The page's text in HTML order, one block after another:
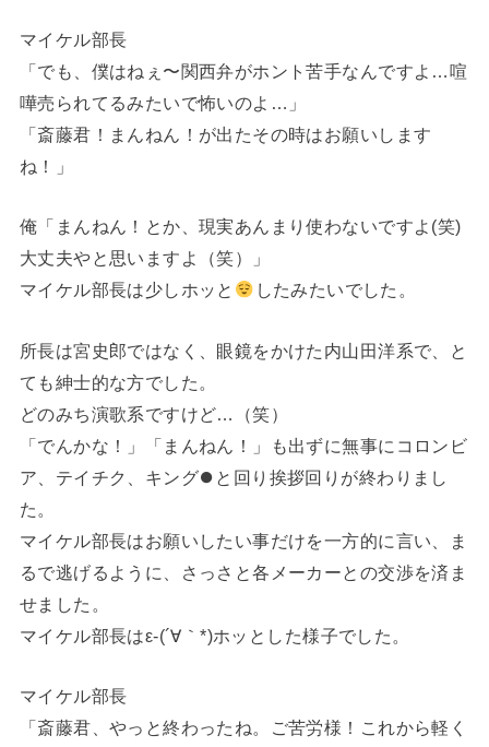
マイケル部長
「でも、僕はねぇ〜関西弁がホント苦手なんですよ…喧
嘩売られてるみたいで怖いのよ…」
「斎藤君！まんねん！が出たその時はお願いします
ね！」
俺「まんねん！とか、現実あんまり使わないですよ(笑)
大丈夫やと思いますよ（笑）」
マイケル部長は少しホッと
したみたいでした。
所長は宮史郎ではなく、眼鏡をかけた内山田洋系で、と
ても紳士的な方でした。
どのみち演歌系ですけど…（笑）
「でんかな！」「まんねん！」も出ずに無事にコロンビ
ア、テイチク、キング⏺と回り挨拶回りが終わりまし
た。
マイケル部長はお願いしたい事だけを一方的に言い、ま
るで逃げるように、さっさと各メーカーとの交渉を済ま
せました。
マイケル部長はε-(´∀｀*)ホッとした様子でした。
マイケル部長
「斎藤君、やっと終わったね。ご苦労様！これから軽く